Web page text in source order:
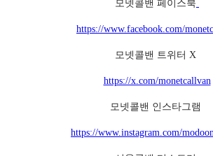
모넷콜밴 페이스북
https://www.facebook.com/
모넷콜밴 트위터 X
https://x.com/monetcallvan
모넷콜밴 인스타그램
https://www.instagram.com/